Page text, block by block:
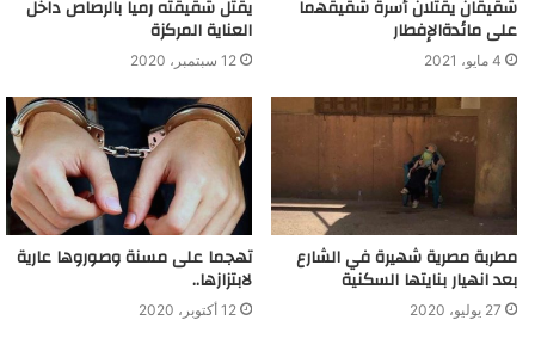
شقيقان يقتلان أسرة شقيقهما
على مائدةالإفطار
4 مايو، 2021
يقتل شقيقته رميا بالرصاص داخل
العناية المركزة
12 سبتمبر، 2020
مطربة مصرية شهيرة في الشارع
بعد انهيار بنايتها السكنية
27 يوليو، 2020
تهجما على مسنة وصوروها عارية
لابتزازها..
12 أكتوبر، 2020